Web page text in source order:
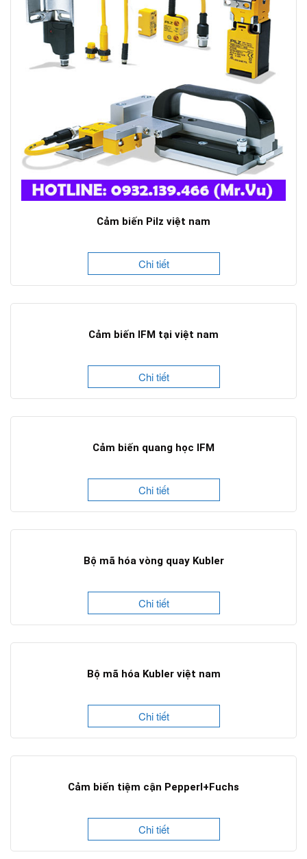
Cảm biến Pilz việt nam
Chi tiết
Cảm biến IFM tại việt nam
Chi tiết
Cảm biến quang học IFM
Chi tiết
Bộ mã hóa vòng quay Kubler
Chi tiết
Bộ mã hóa Kubler việt nam
Chi tiết
Cảm biến tiệm cận Pepperl+Fuchs
Chi tiết